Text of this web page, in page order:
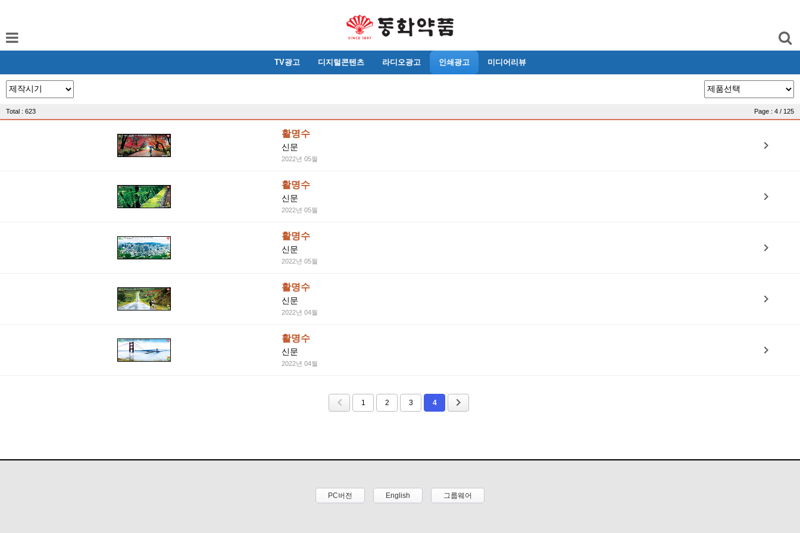
TV광고 디지털콘텐츠 라디오광고 인쇄광고 미디어리뷰
Total : 623 Page : 4 / 125
활명수
신문
2022년 05월
활명수
신문
2022년 05월
활명수
신문
2022년 05월
활명수
신문
2022년 04월
활명수
신문
2022년 04월
1 2 3 4
PC버전 English 그룹웨어